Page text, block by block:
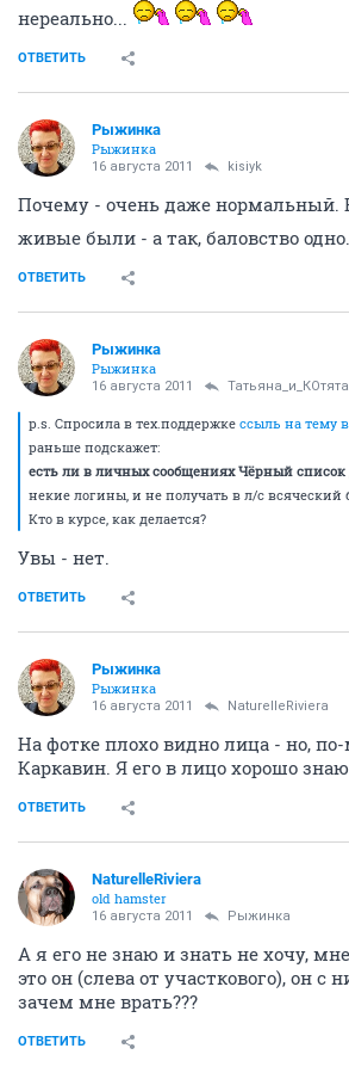
нереально...
ОТВЕТИТЬ
Рыжинка
Рыжинка
16 августа 2011 kisiyk
Почему - очень даже нормальный.
живые были - а так, баловство одно.
ОТВЕТИТЬ
Рыжинка
Рыжинка
16 августа 2011 Татьяна_и_КОтята
p.s. Спросила в тех.поддержке ссыль на тему
раньше подскажет:
есть ли в личных сообщениях Чёрный список
некие логины, и не получать в л/с всяческий
Кто в курсе, как делается?
Увы - нет.
ОТВЕТИТЬ
Рыжинка
Рыжинка
16 августа 2011 NaturelleRiviera
На фотке плохо видно лица - но,
Каркавин. Я его в лицо хорошо
ОТВЕТИТЬ
NaturelleRiviera
old hamster
16 августа 2011 Рыжинка
А я его не знаю и знать не хочу,
это он (слева от участкового), он
зачем мне врать???
ОТВЕТИТЬ